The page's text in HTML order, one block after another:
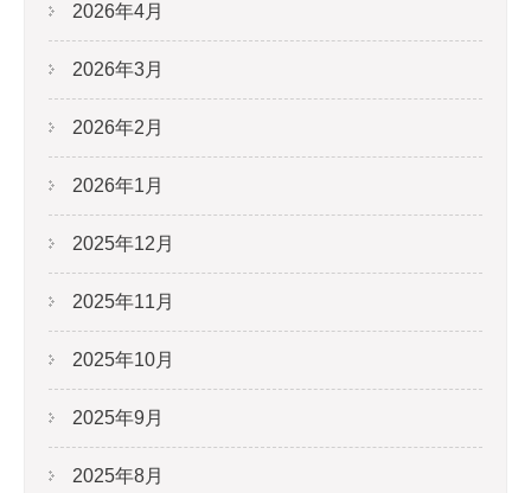
2026年4月
2026年3月
2026年2月
2026年1月
2025年12月
2025年11月
2025年10月
2025年9月
2025年8月